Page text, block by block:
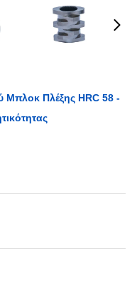
Μπλοκ Πλέξης HRC 58 -